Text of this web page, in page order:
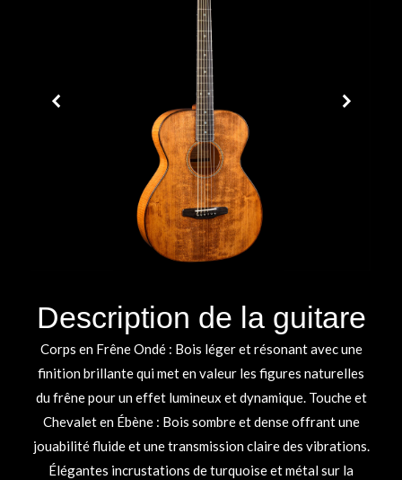
Description de la guitare
Corps en Frêne Ondé : Bois léger et résonant avec une
finition brillante qui met en valeur les figures naturelles
du frêne pour un effet lumineux et dynamique. Touche et
Chevalet en Ébène : Bois sombre et dense offrant une
jouabilité fluide et une transmission claire des vibrations.
Élégantes incrustations de turquoise et métal sur la